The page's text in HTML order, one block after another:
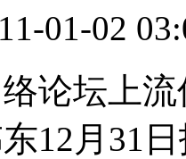
01-02
论坛上
12月31